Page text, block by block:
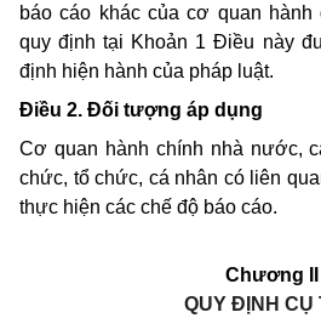
báo cáo khác của cơ quan
quy định tại Khoản 1 Điều này
định hiện hành của pháp luật.
Điều 2. Đối tượng áp dụng
Cơ quan hành chính nhà nước,
chức, tổ chức, cá nhân có liên
thực hiện các chế độ báo cáo.
Chương II
QUY ĐỊNH CỤ